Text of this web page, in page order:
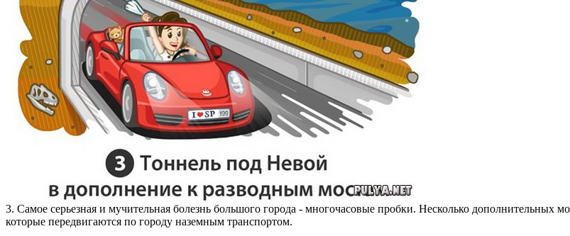
3. Самое серьезная и мучительная болезнь большого города - многочасовые пробки. Несколько дополнительных
которые передвигаются по городу наземным транспортом.